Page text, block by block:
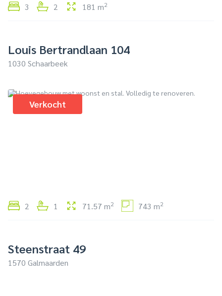
3 2 181 m2
Louis Bertrandlaan 104
1030 Schaarbeek
Verkocht
2 1 71.57 m2 743 m2
Steenstraat 49
1570 Galmaarden